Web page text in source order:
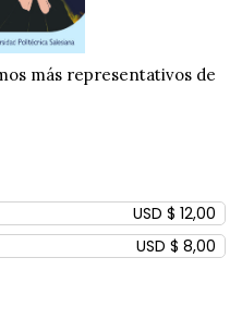
más representativos de
USD $ 12,00
USD $ 8,00